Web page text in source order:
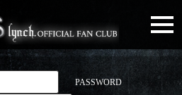
PASSWORD